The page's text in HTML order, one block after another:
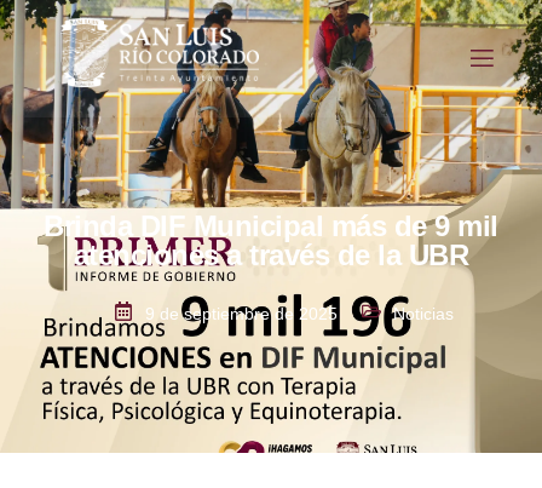
Brinda DIF Municipal más de 9 mil
atenciones a través de la UBR
9 de septiembre de 2025 Noticias